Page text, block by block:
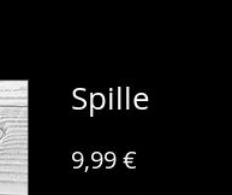
Spille
9,99 €